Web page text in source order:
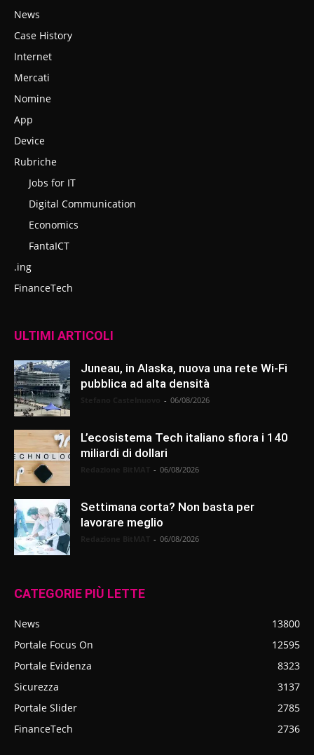
News
Case History
Internet
Mercati
Nomine
App
Device
Rubriche
Jobs for IT
Digital Communication
Economics
FantaICT
.ing
FinanceTech
ULTIMI ARTICOLI
Juneau, in Alaska, nuova una rete Wi-Fi
pubblica ad alta densità
- 06/08/2026
L’ecosistema Tech italiano sfiora i 140
miliardi di dollari
- 06/08/2026
Settimana corta? Non basta per
lavorare meglio
- 06/08/2026
CATEGORIE PIÙ LETTE
News
13800
Portale Focus On
12595
Portale Evidenza
8323
Sicurezza
3137
Portale Slider
2785
FinanceTech
2736